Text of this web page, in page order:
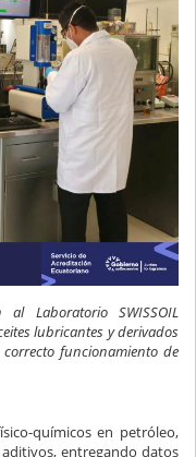
Laboratorio SWISSOIL
lubricantes y derivados
funcionamiento de
químicos en petróleo,
entregando datos